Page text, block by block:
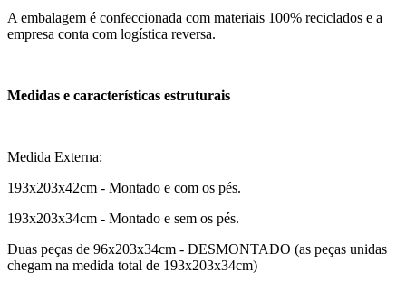
A embalagem é confeccionada com materiais 100% reciclados e a
empresa conta com logística reversa.
Medidas e características estruturais
Medida Externa:
193x203x42cm - Montado e com os pés.
193x203x34cm - Montado e sem os pés.
Duas peças de 96x203x34cm - DESMONTADO (as peças unidas
chegam na medida total de 193x203x34cm)